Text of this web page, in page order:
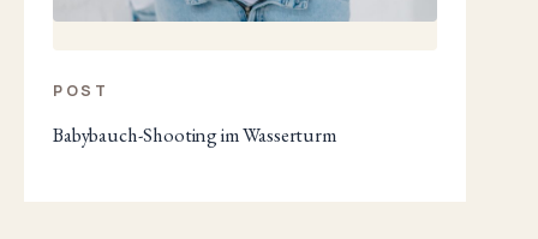
POST
Babybauch-Shooting im Wasserturm